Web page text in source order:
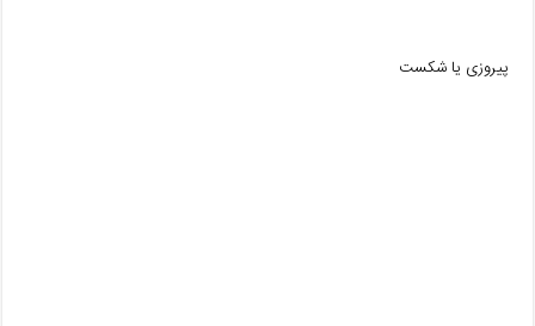
پیروزی یا شکست